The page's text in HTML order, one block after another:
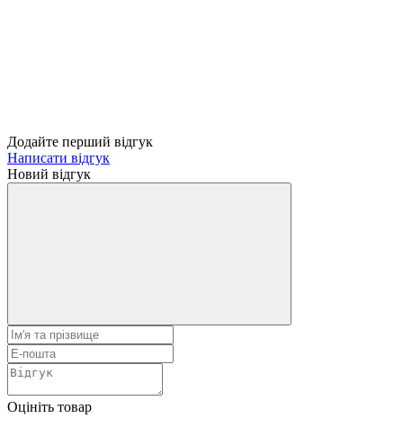
Додайте перший відгук
Написати відгук
Новий відгук
Оцініть товар